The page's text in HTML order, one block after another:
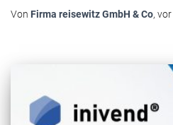
Von Firma reisewitz GmbH & Co, vor